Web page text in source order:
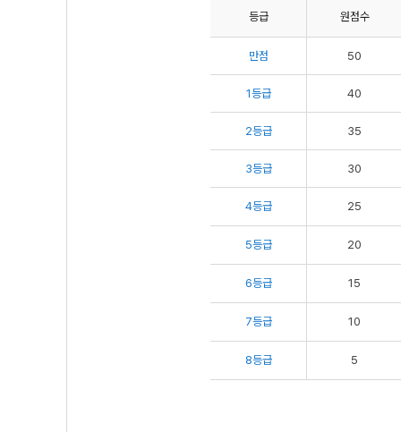
등급 원점수
만점 50
1등급 40
2등급 35
3등급 30
4등급 25
5등급 20
6등급 15
7등급 10
8등급 5